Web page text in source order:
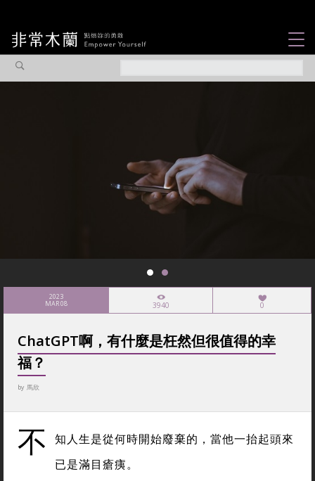
認識我們
2023
MAR 08 3940 0
ChatGPT啊，有什麼是枉然但很值得的幸
福？
by 馬欣
不
知人生是從何時開始廢棄的，當他一抬起頭來
已是滿目瘡痍。